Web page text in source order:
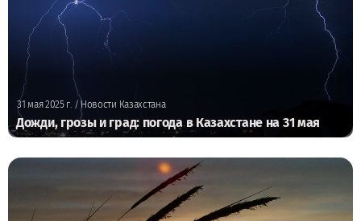
31 мая 2025 г./ Новости Казахстана
Дожди, грозы и град: погода в Казахстане на 31 мая